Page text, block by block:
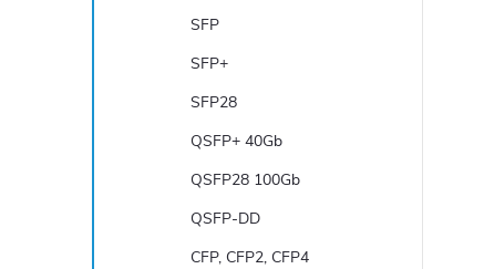
SFP
SFP+
SFP28
QSFP+ 40Gb
QSFP28 100Gb
QSFP-DD
CFP, CFP2, CFP4